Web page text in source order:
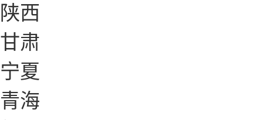
陕西
甘肃
宁夏
青海